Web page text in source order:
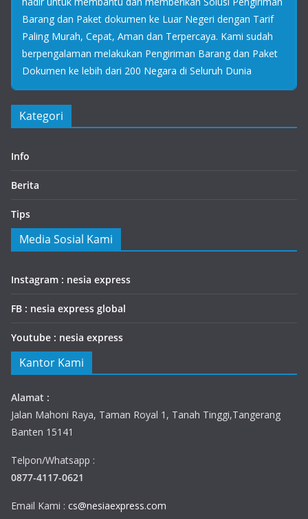
Barang dan Paket dokumen ke Luar Negeri dengan Tarif
Paling Murah, Cepat, Aman dan Terpercaya. Kami sudah
berpengalaman melakukan Pengiriman Barang dan Paket
Dokumen ke lebih dari 200 Negara di Seluruh Dunia
Kategori
Info
Berita
Tips
Media Sosial Kami
Instagram : nesia express
FB : nesia express global
Youtube : nesia express
Kantor Kami
Alamat :
Jalan Mahoni Raya, Taman Royal 1, Tanah Tinggi,Tangerang
Banten 15141
Telpon/Whatsapp :
0877-4117-0621
Email Kami : cs@nesiaexpress.com